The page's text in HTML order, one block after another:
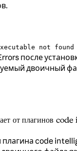
not found
после
двоичный
от плагинов
плагина code